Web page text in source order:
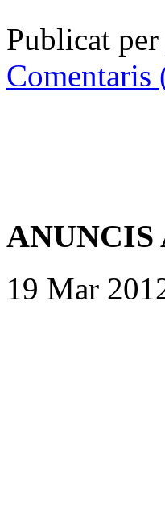
Publicat per
Comentaris
ANUNCIS
19 Mar